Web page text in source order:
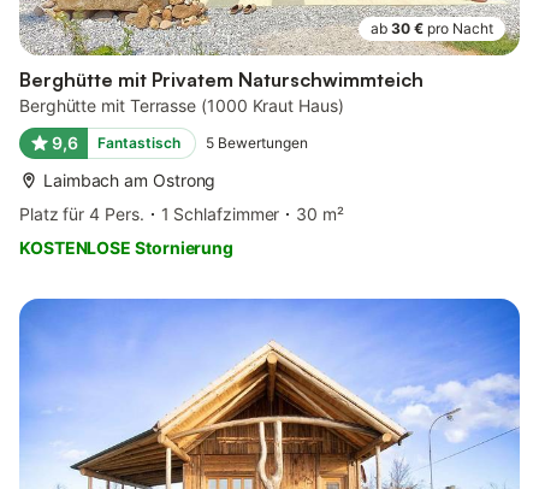
ab 30 € pro Nacht
Berghütte mit Privatem Naturschwimmteich
Berghütte mit Terrasse (1000 Kraut Haus)
9,6
Fantastisch 5 Bewertungen
Laimbach am Ostrong
Platz für 4 Pers.
1 Schlafzimmer
30 m²
KOSTENLOSE Stornierung